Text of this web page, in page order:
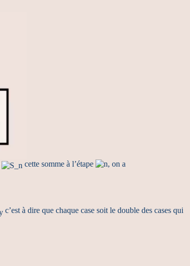
cette somme à l’étape , on a
c’est à dire que chaque case soit le double des cases qui